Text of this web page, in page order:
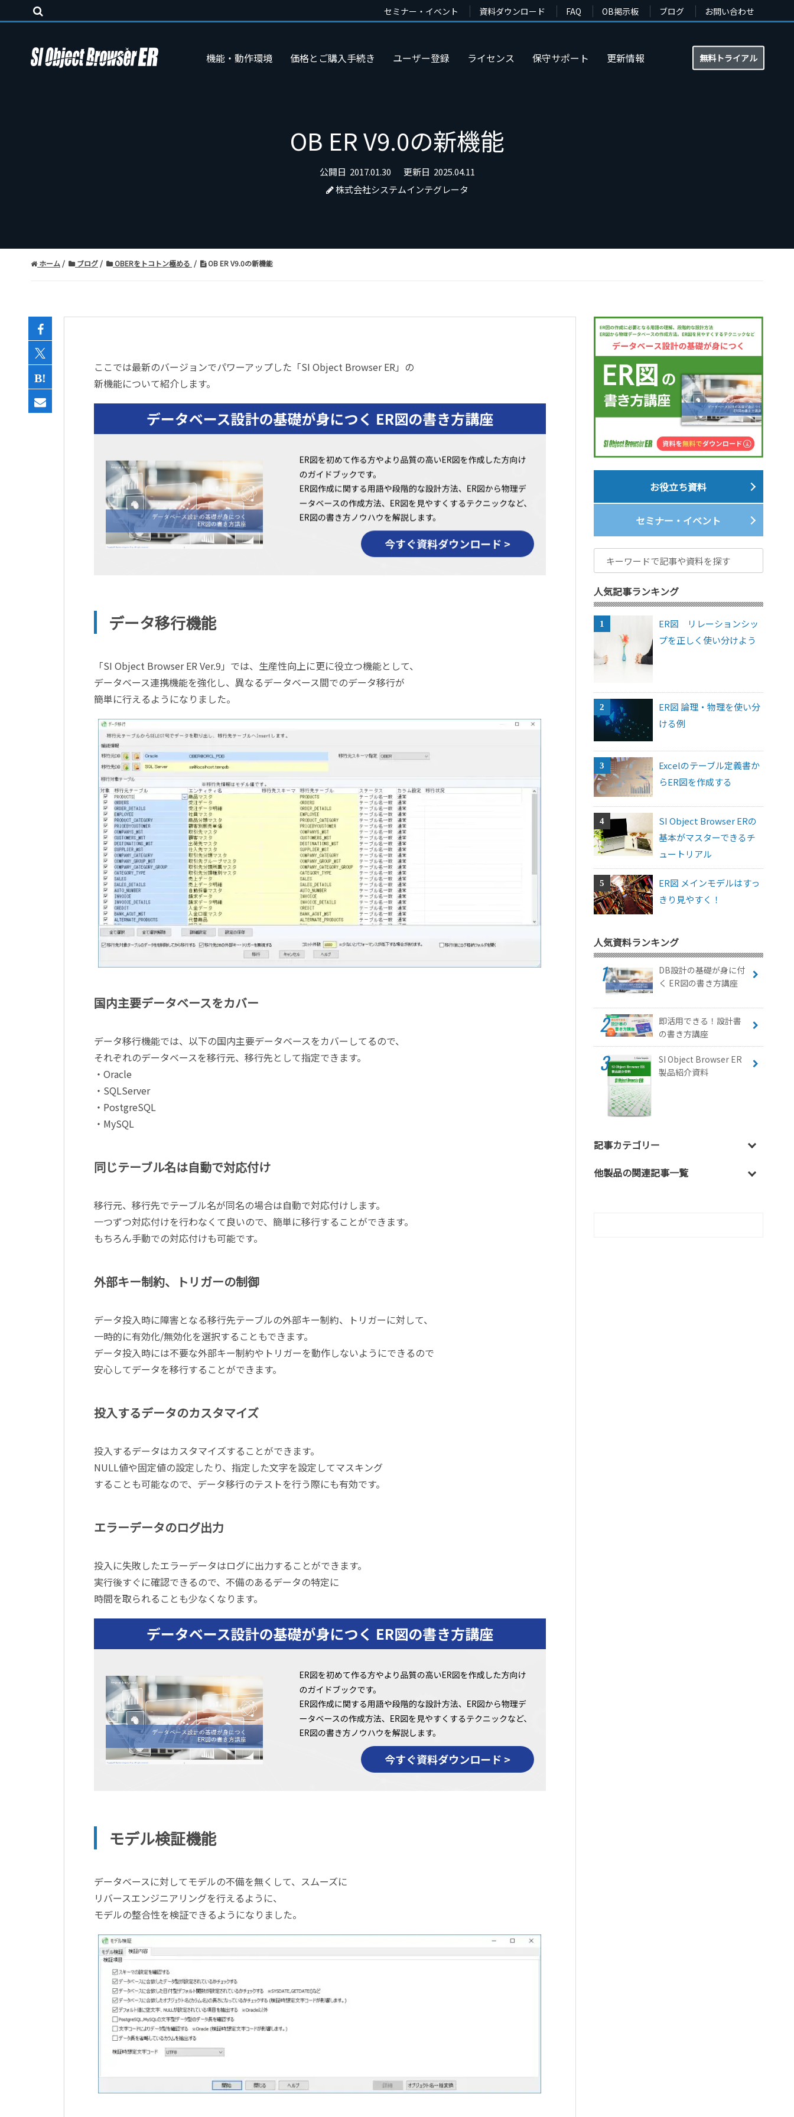
セミナー・イベント 資料ダウンロード FAQ OB掲示板 ブログ お問い合わせ
機能・動作環境 価格とご購入手続き ユーザー登録 ライセンス 保守サポート 更新情報 無料トライアル
OB ER V9.0の新機能
公開日 2017.01.30 更新日 2025.04.11
株式会社システムインテグレータ
ホーム ブログ OBERをトコトン極める OB ER V9.0の新機能
ここでは最新のバージョンでパワーアップした「SI Object Browser ER」の
新機能について紹介します。
データ移行機能
「SI Object Browser ER Ver.9」では、生産性向上に更に役立つ機能として、
データベース連携機能を強化し、異なるデータベース間でのデータ移行が
簡単に行えるようになりました。
国内主要データベースをカバー
データ移行機能では、以下の国内主要データベースをカバーしてるので、
それぞれのデータベースを移行元、移行先として指定できます。
・Oracle
・SQLServer
・PostgreSQL
・MySQL
同じテーブル名は自動で対応付け
移行元、移行先でテーブル名が同名の場合は自動で対応付けします。
一つずつ対応付けを行わなくて良いので、簡単に移行することができます。
もちろん手動での対応付けも可能です。
外部キー制約、トリガーの制御
データ投入時に障害となる移行先テーブルの外部キー制約、トリガーに対して、
一時的に有効化/無効化を選択することもできます。
データ投入時には不要な外部キー制約やトリガーを動作しないようにできるので
安心してデータを移行することができます。
投入するデータのカスタマイズ
投入するデータはカスタマイズすることができます。
NULL値や固定値の設定したり、指定した文字を設定してマスキング
することも可能なので、データ移行のテストを行う際にも有効です。
エラーデータのログ出力
投入に失敗したエラーデータはログに出力することができます。
実行後すぐに確認できるので、不備のあるデータの特定に
時間を取られることも少なくなります。
モデル検証機能
データベースに対してモデルの不備を無くして、スムーズに
リバースエンジニアリングを行えるように、
モデルの整合性を検証できるようになりました。
お役立ち資料
セミナー・イベント
人気記事ランキング
ER図 リレーションシッ
プを正しく使い分けよう
ER図 論理・物理を使い分
ける例
Excelのテーブル定義書か
らER図を作成する
SI Object Browser ERの
基本がマスターできるチ
ュートリアル
ER図 メインモデルはすっ
きり見やすく！
人気資料ランキング
DB設計の基礎が身に付
く ER図の書き方講座
即活用できる！設計書
の書き方講座
SI Object Browser ER
製品紹介資料
記事カテゴリー
他製品の関連記事一覧